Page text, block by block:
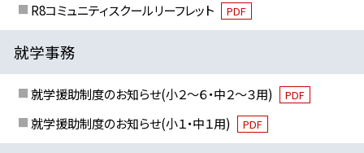
R8コミュニティスクールリーフレット PDF
就学事務
就学援助制度のお知らせ(小２～６・中２～３用) PDF
就学援助制度のお知らせ(小１・中１用) PDF